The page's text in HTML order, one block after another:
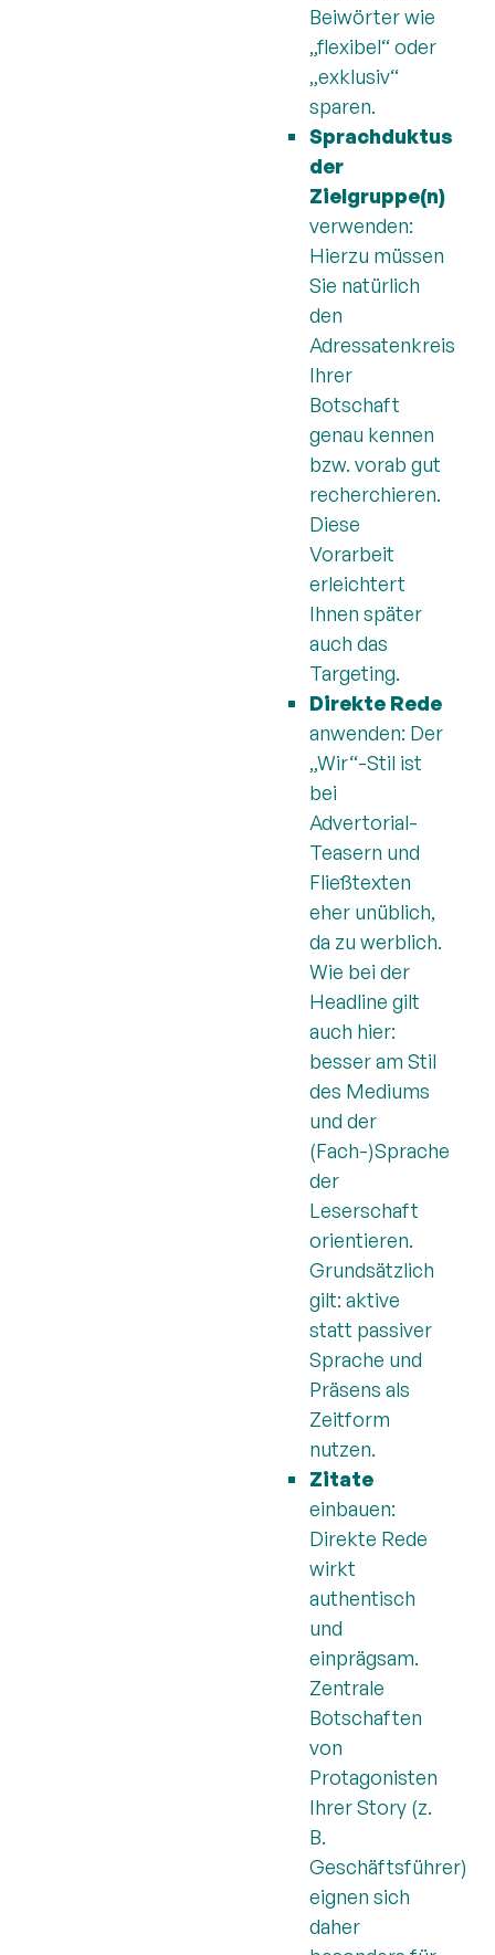
Beiwörter wie
„flexibel“ oder
„exklusiv“
sparen.
Sprachduktus
der
Zielgruppe(n)
verwenden:
Hierzu müssen
Sie natürlich
den
Adressatenkreis
Ihrer
Botschaft
genau kennen
bzw. vorab gut
recherchieren.
Diese
Vorarbeit
erleichtert
Ihnen später
auch das
Targeting.
Direkte Rede
anwenden: Der
„Wir“-Stil ist
bei
Advertorial-
Teasern und
Fließtexten
eher unüblich,
da zu werblich.
Wie bei der
Headline gilt
auch hier:
besser am Stil
des Mediums
und der
(Fach-)Sprache
der
Leserschaft
orientieren.
Grundsätzlich
gilt: aktive
statt passiver
Sprache und
Präsens als
Zeitform
nutzen.
Zitate
einbauen:
Direkte Rede
wirkt
authentisch
und
einprägsam.
Zentrale
Botschaften
von
Protagonisten
Ihrer Story (z.
B.
Geschäftsführer)
eignen sich
daher